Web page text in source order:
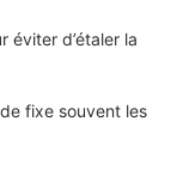
éviter d’étaler la
fixe souvent les